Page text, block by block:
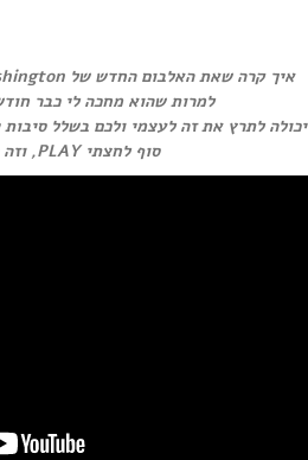
למרות שהוא מחכה לי כבר
יכולה לתרץ את זה לעצמי ולכם בשלל
סוף לחצתי PLAY, וזה פשוט נפלא!!